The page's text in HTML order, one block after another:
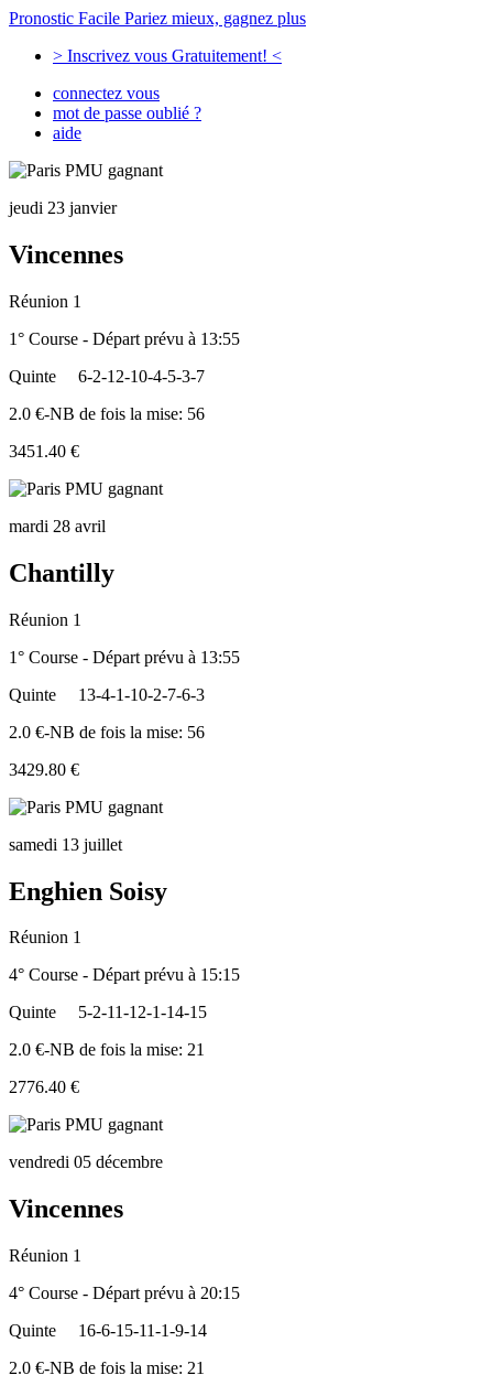
Pronostic Facile Pariez mieux, gagnez plus
> Inscrivez vous Gratuitement! <
connectez vous
mot de passe oublié ?
aide
jeudi 23 janvier
Vincennes
Réunion 1
1° Course - Départ prévu à 13:55
Quinte
6-2-12-10-4-5-3-7
2.0 €-NB de fois la mise: 56
3451.40 €
mardi 28 avril
Chantilly
Réunion 1
1° Course - Départ prévu à 13:55
Quinte
13-4-1-10-2-7-6-3
2.0 €-NB de fois la mise: 56
3429.80 €
samedi 13 juillet
Enghien Soisy
Réunion 1
4° Course - Départ prévu à 15:15
Quinte
5-2-11-12-1-14-15
2.0 €-NB de fois la mise: 21
2776.40 €
vendredi 05 décembre
Vincennes
Réunion 1
4° Course - Départ prévu à 20:15
Quinte
16-6-15-11-1-9-14
2.0 €-NB de fois la mise: 21